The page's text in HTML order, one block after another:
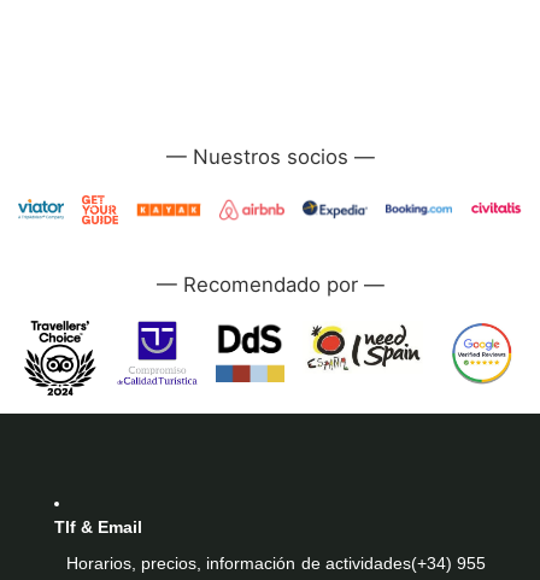
—
—
Tlf & Email
Horarios, precios, información de actividades(+34) 955